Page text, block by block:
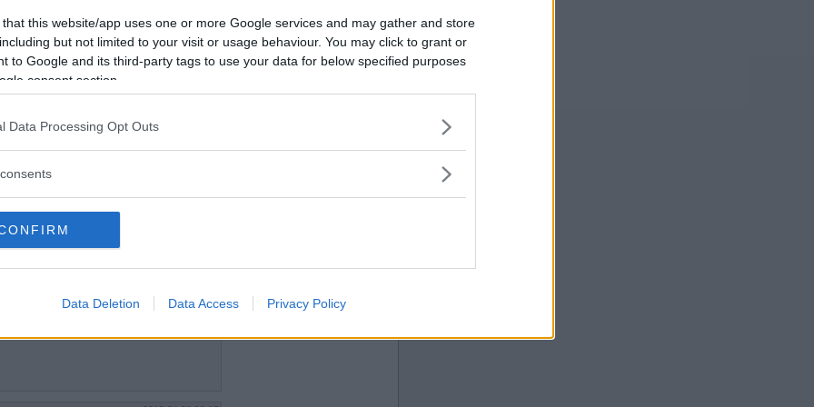
that this website/app uses one or more Google services and may gather and store
but not limited to your visit or usage behaviour. You may click to grant or
to Google and its third-party tags to use your data for below specified purposes
consent section.
Data Processing Opt Outs
Data Deletion Data Access Privacy Policy
alldeles egen söndagsskola?
sägs om det?
Vill du bli
medlem?